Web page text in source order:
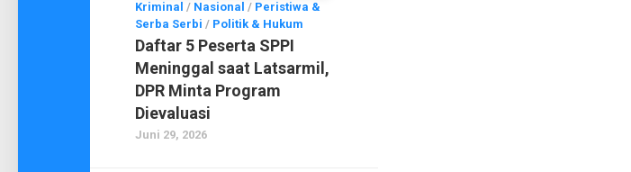
Kriminal / Nasional / Peristiwa &
Serba Serbi / Politik & Hukum
Daftar 5 Peserta SPPI
Meninggal saat Latsarmil,
DPR Minta Program
Dievaluasi
Juni 29, 2026